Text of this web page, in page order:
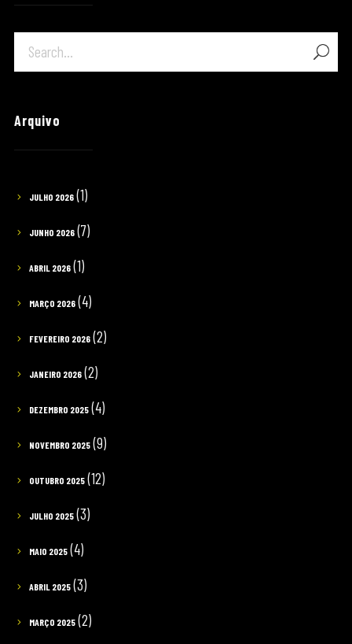
Arquivo
JULHO 2026(1)
JUNHO 2026(7)
ABRIL 2026(1)
MARÇO 2026(4)
FEVEREIRO 2026(2)
JANEIRO 2026(2)
DEZEMBRO 2025(4)
NOVEMBRO 2025(9)
OUTUBRO 2025(12)
JULHO 2025(3)
MAIO 2025(4)
ABRIL 2025(3)
MARÇO 2025(2)